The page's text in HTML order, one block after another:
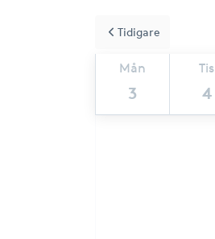
Mån
3
Tis
4
Tidigare